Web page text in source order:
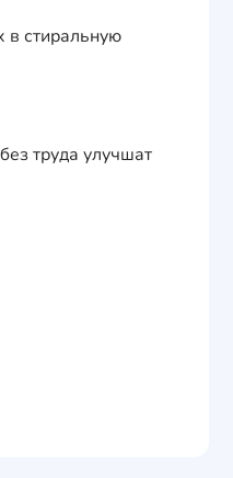
в стиральную
труда улучшат